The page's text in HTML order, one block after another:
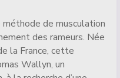
méthode de musculation
des rameurs. Née
la France, cette
Wallyn, un